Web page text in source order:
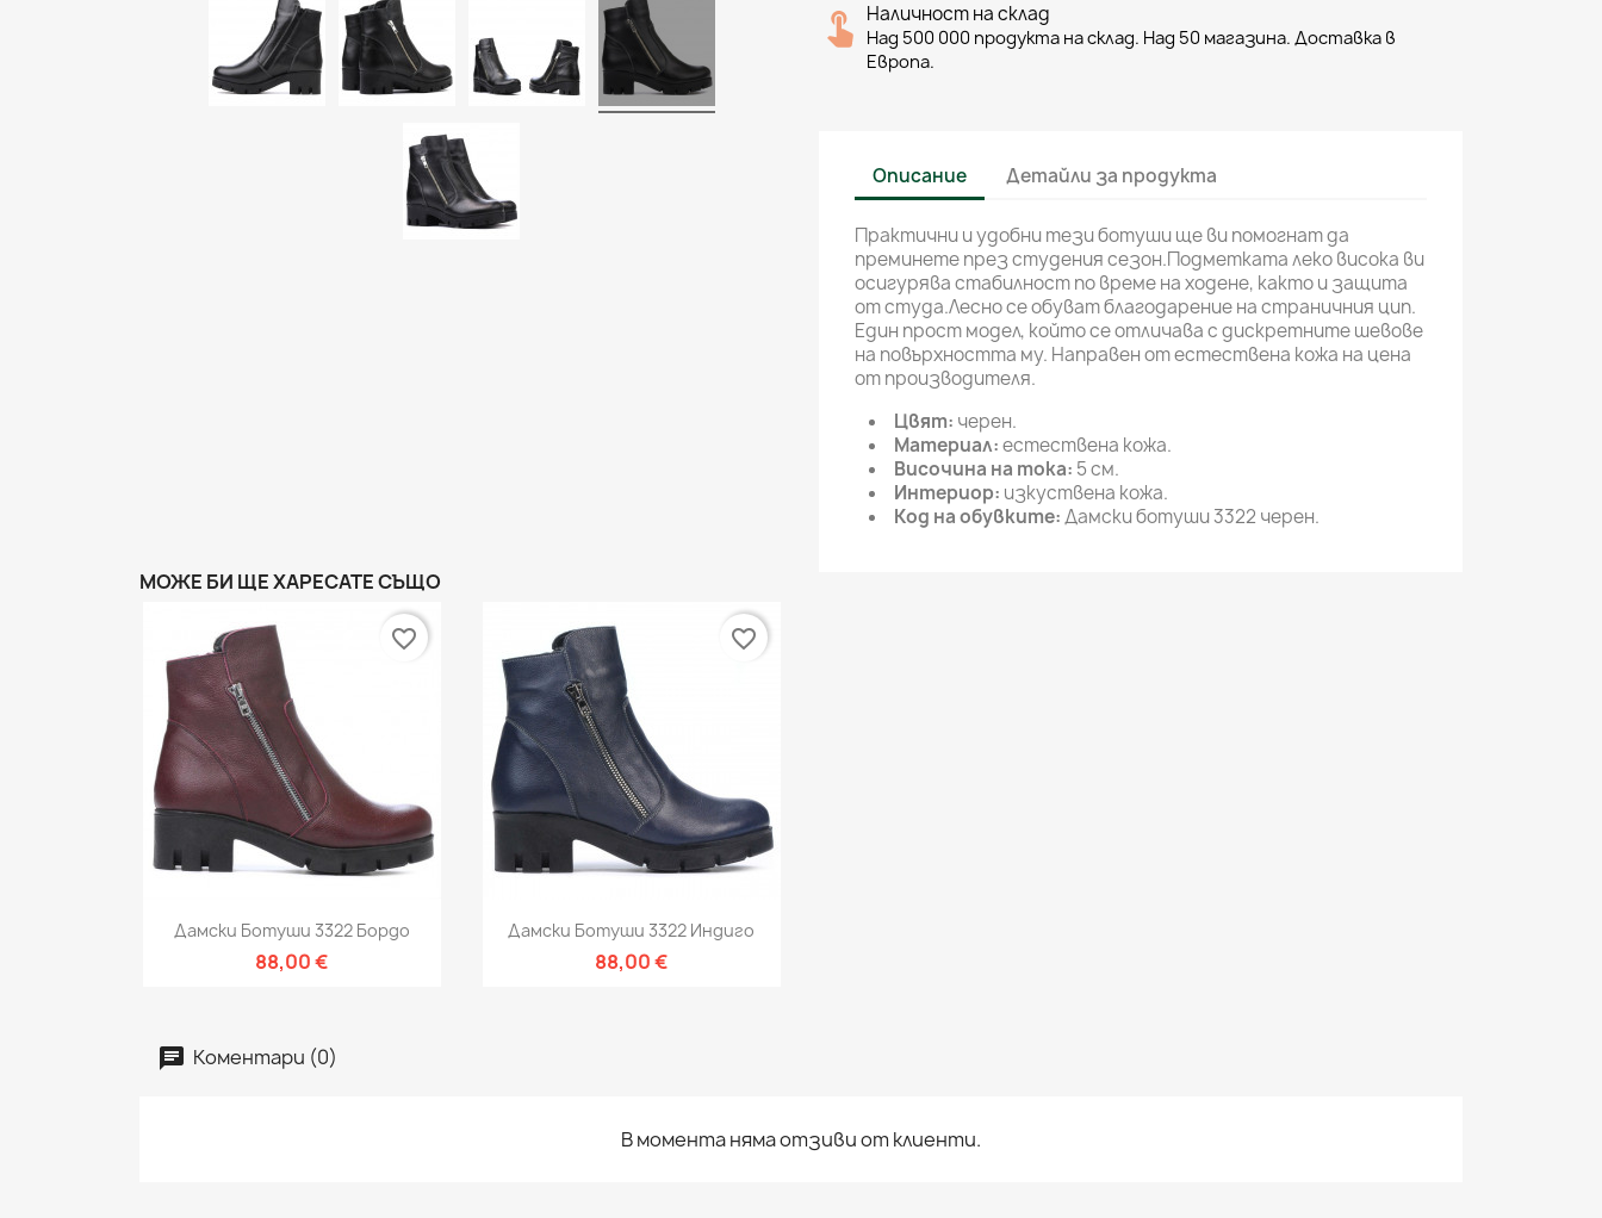
Наличност на склад
Над 500 000 продукта на склад. Над 50 магазина. Доставка в
Европа.
Описание Детайли за продукта
Практични и удобни тези ботуши ще ви помогнат да
преминете през студения сезон.Подметката леко висока ви
осигурява стабилност по време на ходене, както и защита
от студа.Лесно се обуват благодарение на страничния цип.
Един прост модел, който се отличава с дискретните шевове
на повърхността му. Направен от естествена кожа на цена
от производителя.
Цвят: черен.
Материал:естествена кожа.
Височина на тока: 5 см.
Интериор: изкуствена кожа.
Код на обувките:Дамски ботуши 3322 черен.
МОЖЕ БИ ЩЕ ХАРЕСАТЕ СЪЩО
 Бърз преглед
Дамски Ботуши 3322 Бордо
88,00 €
favorite_border
Бърз преглед
Дамски Ботуши 3322 Индиго
88,00 €
favorite_border
Коментари (0)
В момента няма отзиви от клиенти.